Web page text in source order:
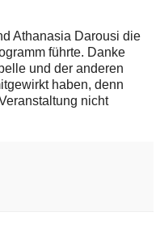
Athanasia Darousi die
führte. Danke
und der anderen
haben, denn
nicht